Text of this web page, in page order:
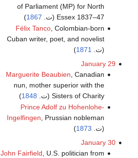
of Parliament (MP) for North
Essex 1837–47 (ت.
1867
)
Félix Tanco , Colombian-born
Cuban writer, poet, and novelist
(ت.
1871
)
January 29
Marguerite Beaubien , Canadian
nun, mother superior with the
Sisters of Charity (ت.
1848
)
Prince Adolf zu Hohenlohe-
Ingelfingen, Prussian nobleman
(ت. 1873
)
January 30
John Fairfield, U.S. politician from